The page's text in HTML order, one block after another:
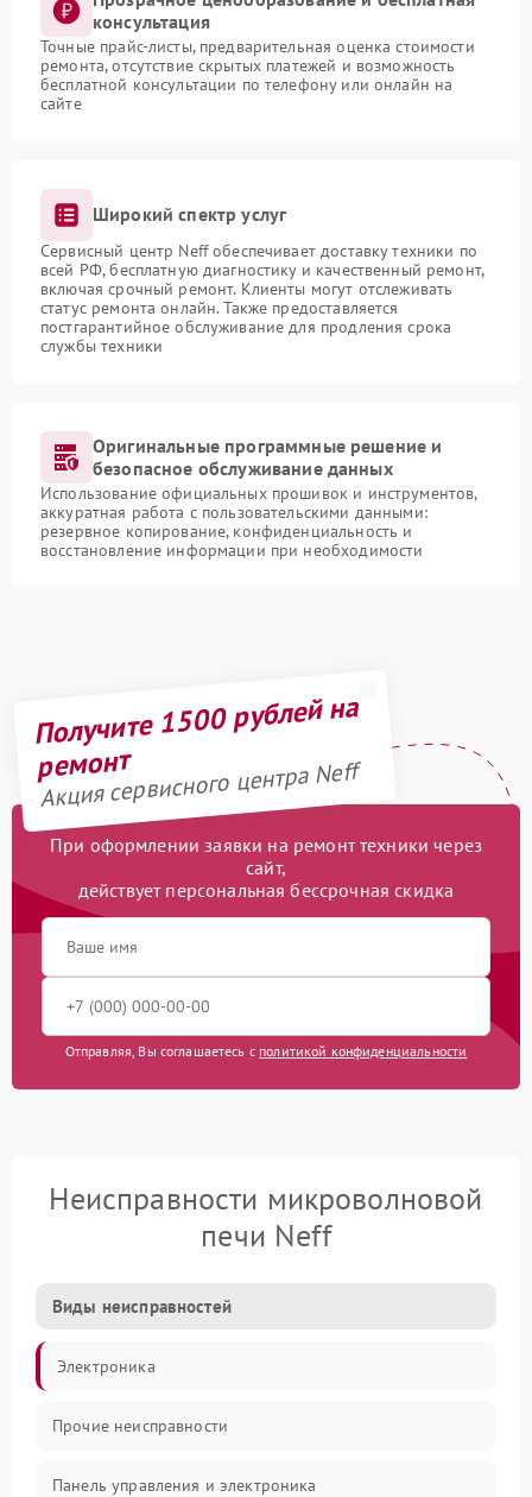
консультация
Точные прайс-листы, предварительная оценка стоимости
ремонта, отсутствие скрытых платежей и возможность
бесплатной консультации по телефону или онлайн на
сайте
Широкий спектр услуг
Сервисный центр Neff обеспечивает доставку техники по
всей РФ, бесплатную диагностику и качественный ремонт,
включая срочный ремонт. Клиенты могут отслеживать
статус ремонта онлайн. Также предоставляется
постгарантийное обслуживание для продления срока
службы техники
Оригинальные программные решение и
безопасное обслуживание данных
Использование официальных прошивок и инструментов,
аккуратная работа с пользовательскими данными:
резервное копирование, конфиденциальность и
восстановление информации при необходимости
Получите 1500 рублей на
ремонт
Акция сервисного центра Neff
При оформлении заявки на ремонт техники через
сайт,
действует персональная бессрочная скидка
Отправляя, Вы соглашаетесь с политикой конфиденциальности
Неисправности микроволновой
печи Neff
Виды неисправностей
Электроника
Прочие неисправности
Панель управления и электроника